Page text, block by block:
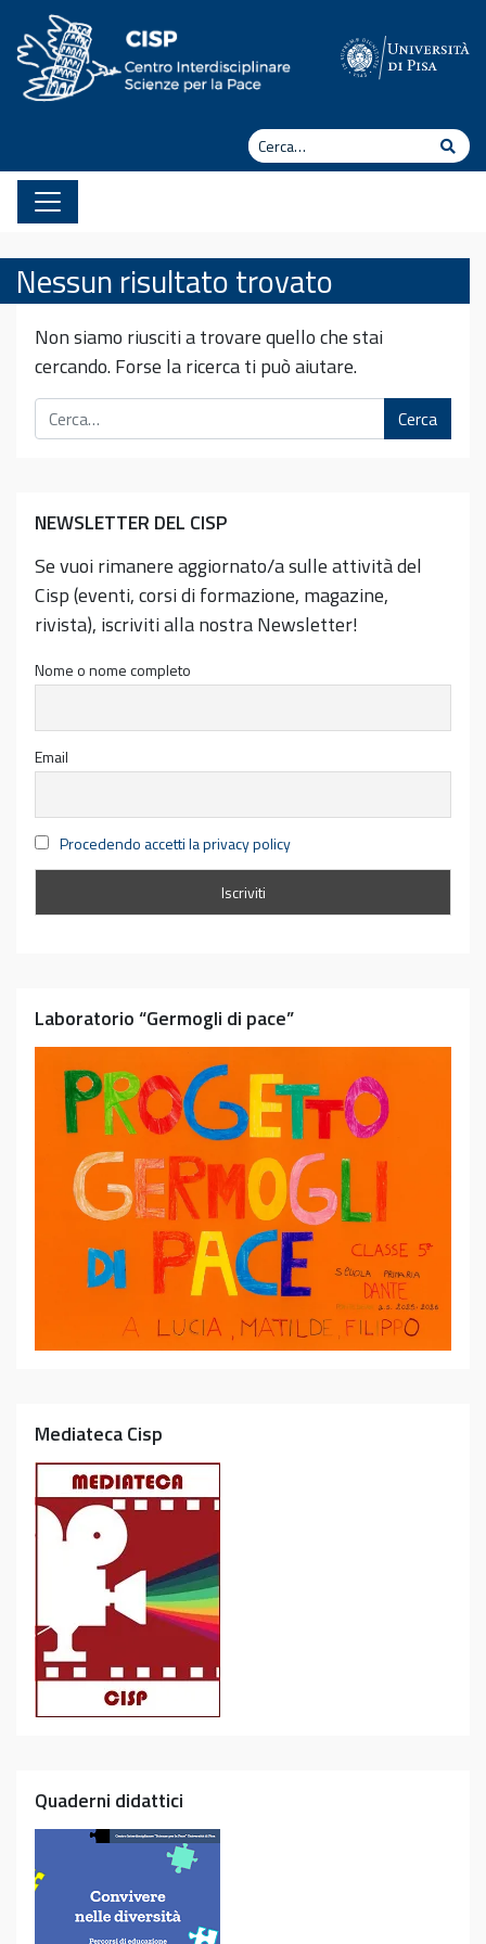
Vai al contenuto
Cerca
Nessun risultato trovato
Non siamo riusciti a trovare quello che stai
cercando. Forse la ricerca ti può aiutare.
Cerca
NEWSLETTER DEL CISP
Se vuoi rimanere aggiornato/a sulle attività del
Cisp (eventi, corsi di formazione, magazine,
rivista), iscriviti alla nostra Newsletter!
Nome o nome completo
Email
Procedendo accetti la privacy policy
Laboratorio “Germogli di pace”
Mediateca Cisp
Quaderni didattici